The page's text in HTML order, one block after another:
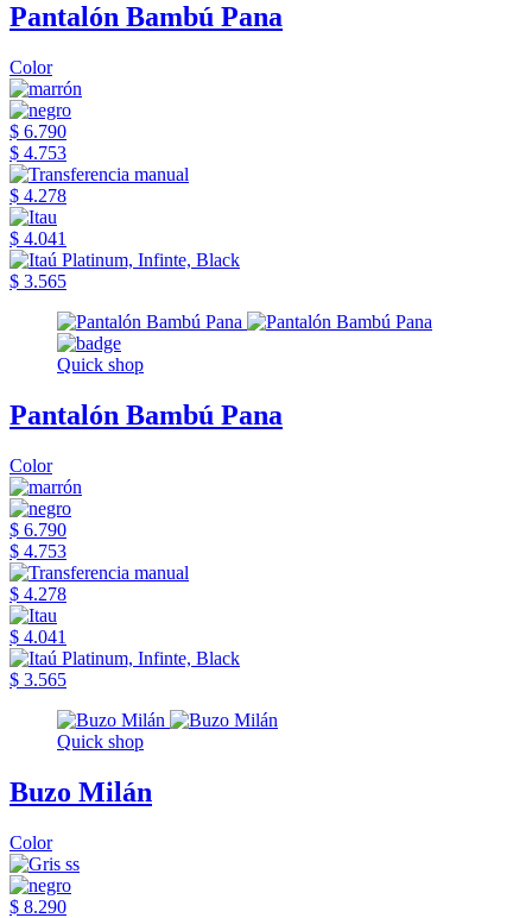
Pantalón Bambú Pana
Color
$ 6.790
$ 4.753
$ 4.278
$ 4.041
$ 3.565
Quick shop
Pantalón Bambú Pana
Color
$ 6.790
$ 4.753
$ 4.278
$ 4.041
$ 3.565
Quick shop
Buzo Milán
Color
$ 8.290